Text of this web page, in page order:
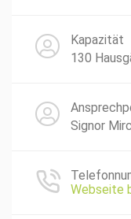
Kapazität
130
Signor
Webseite